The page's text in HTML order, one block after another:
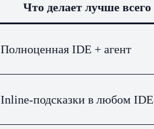
Что делает лучше всего
Полноценная IDE + агент
Inline-подсказки в любом IDE